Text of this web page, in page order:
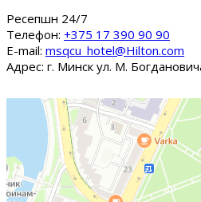
Ресепшн 24/7
Tелефон: +375 17 390 90 90
E-mail: msqcu_hotel@Hilton.com
Адрес: г. Минск ул. М.